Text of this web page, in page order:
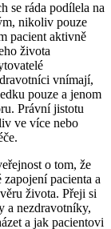
se ráda podílela na
nikoliv pouze
pacient aktivně
života
vnímají,
pouze a jenom
Právní jistotu
ve více nebo
o tom, že
pacienta a
života. Přeji si
a nezdravotníky,
a jak pacientovi